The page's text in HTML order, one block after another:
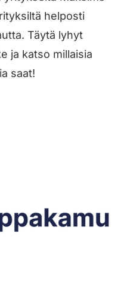
helposti
Täytä lyhyt
ja katso millaisia
saat!